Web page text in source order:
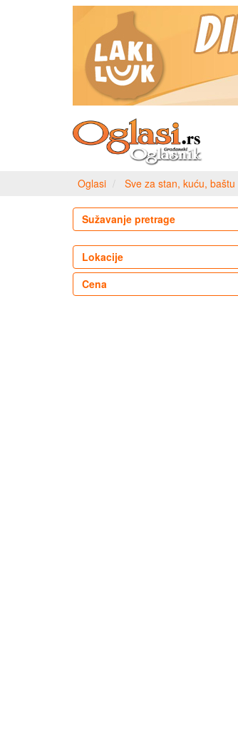
Oglasi Sve za stan, kuću, baštu
Sužavanje pretrage
Lokacije
Cena